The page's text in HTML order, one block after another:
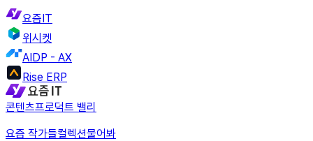
요즘IT
위시켓
AIDP - AX
Rise ERP
콘텐츠프로덕트 밸리
요즘 작가들컬렉션물어봐